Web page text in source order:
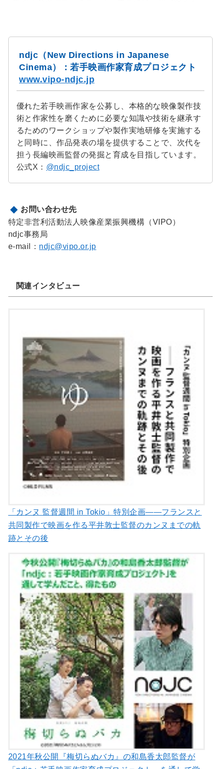
ndjc（New Directions in Japanese
Cinema）：若手映画作家育成プロジェクト
www.vipo-ndjc.jp
優れた若手映画作家を公募し、本格的な映像製作技
術と作家性を磨くために必要な知識や技術を継承す
るためのワークショップや製作実地研修を実施する
と同時に、作品発表の場を提供することで、次代を
担う長編映画監督の発掘と育成を目指しています。
公式X： @ndjc_project
お問い合わせ先
特定非営利活動法人映像産業振興機構（VIPO）
ndjc事務局
e-mail： ndjc@vipo.or.jp
関連インタビュー
「カンヌ 監督週間 in Tokio」特別企画――フランスと
共同製作で映画を作る平井敦士監督のカンヌまでの軌
跡とその後
2021年秋公開『梅切らぬバカ』の和島香太郎監督が